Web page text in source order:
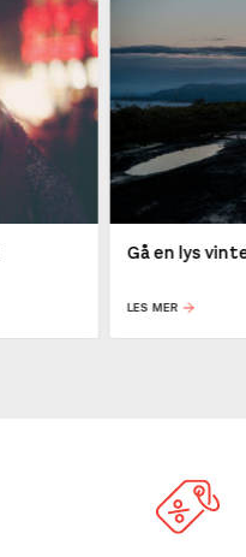
Gå en lys
LES MER